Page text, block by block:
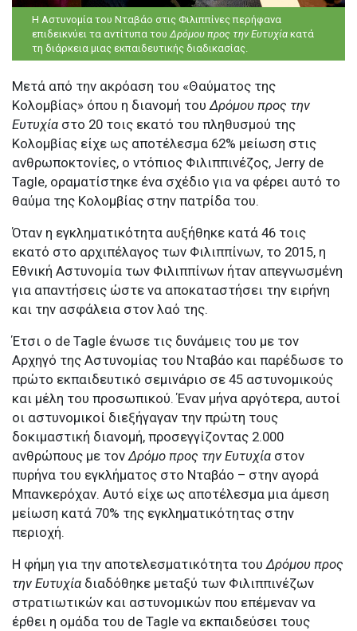
Η Αστυνομία του Νταβάο στις Φιλιππίνες περήφανα
επιδεικνύει τα αντίτυπα του Δρόμου προς την Ευτυχία κατά
τη διάρκεια μιας εκπαιδευτικής διαδικασίας.
Μετά από την ακρόαση του «Θαύματος της
Κολομβίας» όπου η διανομή τουΔρόμου προς την
Ευτυχία στο 20 τοις εκατό του πληθυσμού της
Κολομβίας είχε ως αποτέλεσμα 62% μείωση στις
ανθρωποκτονίες, ο ντόπιος Φιλιππινέζος, Jerry de
Tagle, οραματίστηκε ένα σχέδιο για να φέρει αυτό το
θαύμα της Κολομβίας στην πατρίδα του.
Όταν η εγκληματικότητα αυξήθηκε κατά 46 τοις
εκατό στο αρχιπέλαγος των Φιλιππίνων, το 2015, η
Εθνική Αστυνομία των Φιλιππίνων ήταν απεγνωσμένη
για απαντήσεις ώστε να αποκαταστήσει την ειρήνη
και την ασφάλεια στον λαό της.
Έτσι ο de Tagle ένωσε τις δυνάμεις του με τον
Αρχηγό της Αστυνομίας του Νταβάο και παρέδωσε το
πρώτο εκπαιδευτικό σεμινάριο σε 45 αστυνομικούς
και μέλη του προσωπικού. Έναν μήνα αργότερα, αυτοί
οι αστυνομικοί διεξήγαγαν την πρώτη τους
δοκιμαστική διανομή, προσεγγίζοντας 2.000
ανθρώπους με τονΔρόμο προς την Ευτυχία στον
πυρήνα του εγκλήματος στο Νταβάο – στην αγορά
Μπανκερόχαν. Αυτό είχε ως αποτέλεσμα μια άμεση
μείωση κατά 70% της εγκληματικότητας στην
περιοχή.
Η φήμη για την αποτελεσματικότητα τουΔρόμου προς
την Ευτυχία διαδόθηκε μεταξύ των Φιλιππινέζων
στρατιωτικών και αστυνομικών που επέμεναν να
έρθει η ομάδα του de Tagle να εκπαιδεύσει τους